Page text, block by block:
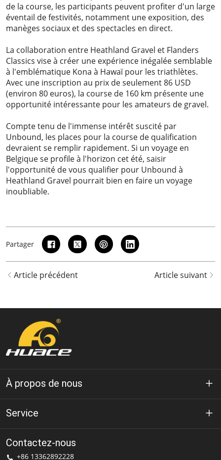
de la course, les participants peuvent profiter d'un large
éventail de festivités, notamment une exposition, des
manèges sociaux et des spectacles en direct.
La collaboration entre Heathland Gravel et Flanders
Classics vise à créer une expérience inégalée semblable
à l'emblématique Kona à Hawaï pour les triathlètes.
Avec une inscription au prix de seulement 86 USD
(environ 80 euros), la course de 160 km présente une
opportunité intéressante pour les amateurs de gravel.
Compte tenu de l'immense intérêt suscité par
Unbound, les places pour la course de qualification
devraient se remplir rapidement. Si un voyage en
Belgique se profile à l'horizon cet été, saisir
l'opportunité de vous qualifier pour Unbound à
Heathland Gravel pourrait bien en faire un voyage
inoubliable.
Partager
Article précédent Article suivant
À propos de nous
À propos de Huace
Solution
Service
politique de confidentialité
Contactez-nous
+86 13362892228